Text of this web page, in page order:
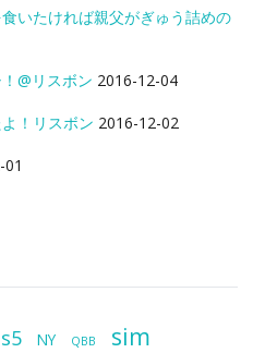
いたければ親父がぎゅう詰めの
@リスボン 2016-12-04
！リスボン 2016-12-02
NY QBB sim